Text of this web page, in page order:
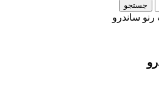
جستجو
ساندرو